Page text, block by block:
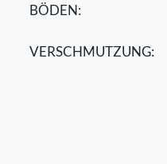
BÖDEN:
VERSCHMUTZUNG: